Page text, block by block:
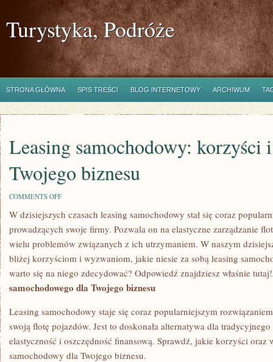
Turystyka, Podróże
STRONA GŁÓWNA SPIS TREŚCI BLOG INTERNETOWY ARCHIWUM
Leasing samochodowy: korzyści
Twojego biznesu
COMMENTS OFFON
SAMOCHODOWY:
I
WYZWANIA
TWOJEGO
BIZNESU
W​ dzisiejszych czasach leasing samochodowy stał⁣ się coraz
‍prowadzących swoje firmy. Pozwala on na elastyczne zarządzanie
wielu problemów⁣ związanych ‍z ich ‍utrzymaniem. W ‌naszym
bliżej korzyściom i wyzwaniom, jakie niesie za sobą leasing
warto się na niego zdecydować? ​Odpowiedź znajdziesz właśnie‌ tutaj!
samochodowego dla Twojego biznesu
Leasing samochodowy staje się coraz popularniejszym
swoją flotę pojazdów. Jest⁣ to doskonała alternatywa dla
elastyczność i oszczędność finansową. Sprawdź, ​jakie korzyści oraz
samochodowy​ dla Twojego biznesu.